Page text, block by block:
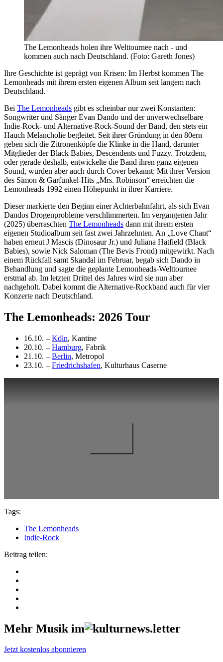
The Lemonheads holen ihre Welttournee nach - und
kommen auch nach Deutschland. (Foto: Gareth Jones)
Ihre Geschichte ist geprägt von Krisen: Im Herbst kommen The
Lemonheads mit ihrem ersten eigenen Album seit langem nach
Deutschland.
Bei The Lemonheads gibt es scheinbar nur zwei Konstanten:
Songwriter und Sänger Evan Dando und der unverwechselbare
Indie-Rock- und Alternative-Rock-Sound der Band, den stets ein
Hauch Melancholie begleitet. Seit ihrer Gründung in den 80ern
geben sich die Zitronenköpfe die Klinke in die Hand, darunter
Mitglieder der Black Babies, Descendents und Fuzzy. Trotzdem,
oder gerade deshalb, entwickelte die Band ihren ganz eigenen
Sound, wurden aber auch durch Cover bekannt: Mit ihrer Version
des Simon & Garfunkel-Hits „Mrs. Robinson“ erreichten die
Lemonheads 1992 einen Höhepunkt in ihrer Karriere.
Dieser markierte den Beginn einer Achterbahnfahrt, als sich Evan
Dandos Drogenprobleme verschlimmerten. Im vergangenen Jahr
(2025) überraschten The Lemonheads dann mit ihrem ersten
eigenen Studioalbum seit fast zwei Jahrzehnten. An „Love Chant“
haben erneut J Mascis (Dinosaur Jr.) und Juliana Hatfield (Black
Babies), sowie Nick Saloman (The Bevis Frond) mitgewirkt. Nach
einem Rückfall samt Skandal im Februar, begab sich Dando in
Behandlung und sagte die geplante Lemonheads-Welttournee
erstmal ab. Im letzten Drittel des Jahres wird sie nun aber
nachgeholt. Dabei kommt die Alternative-Rockband auch für vier
Konzerte nach Deutschland.
The Lemonheads: 2026 Tour
16.10. – Köln, Kantine
20.10. – Hamburg, Fabrik
21.10. – Berlin, Metropol
23.10. – Friedrichshafen, Kulturhaus Caserne
Tags:
The Lemonheads
Indie-Rock
Beitrag teilen:
Mehr Musik im
Jetzt kostenlos abonnieren